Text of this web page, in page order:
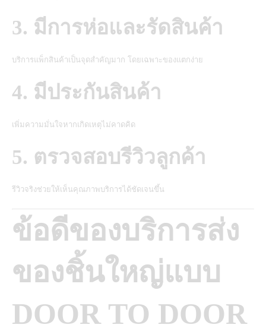
3. มีการห่อและรัดสินค้า
บริการแพ็กสินค้าเป็นจุดสำคัญมาก โดยเฉพาะของแตกง่าย
4. มีประกันสินค้า
เพิ่มความมั่นใจหากเกิดเหตุไม่คาดคิด
5. ตรวจสอบรีวิวลูกค้า
รีวิวจริงช่วยให้เห็นคุณภาพบริการได้ชัดเจนขึ้น
ข้อดีของบริการส่ง
ของชิ้นใหญ่แบบ
DOOR TO DOOR